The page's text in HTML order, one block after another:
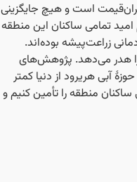
است و هیچ جایگزینی
تمامی ساکنان این منطقه
زراعت‌پیشه بوده‌اند.
را هدر می‌دهد. پژوهش‌های
آبی هریرود از دنیا کمتر
ساکنان منطقه را تأمین کنیم و